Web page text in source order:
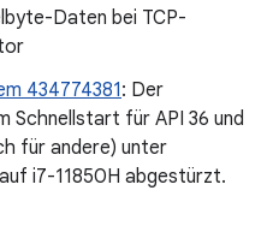
Daten bei TCP-
434774381: Der
Schnellstart für API 36 und
für andere) unter
i7-11850H abgestürzt.